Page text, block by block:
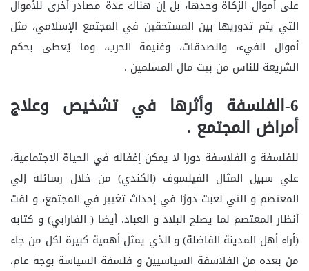
على أموال الزكاة وحدها، بل إن هناك عدة مصادر أخرى للأموال
التي يتم تدوريها بين المستحقين في المجتمع الإسلامي، مثل
أموال الفيء، والصدقات، وغنيمة الحرب، وما يُعطى بحكم
الشريعة للناس من بيت مال المسلمين .
6-الفلسفة وأثرها في تشخيص وعلاج
أمراض المجتمع .
للفلسفة و الفلاسفة دورا لا يمكن إغفاله في الحياة الاجتماعية،
علي سبيل المثال الفيلسوف (الكندي) من خلال رسائله إلي
المعتصم و التي لعبت دورًا في إحداث تغيير في المجتمع، و لفت
أنظار المعتصم لما يصلح البلاد و العباد. أيضا ( الفارابي) و كتابه
(أراء أهل المدينة الفاضلة) و الذي يمثل أهمية كبيرة لكل من جاء
من بعده من الفلاسفة السياسيين و فلسفة السياسة بوجه عام،